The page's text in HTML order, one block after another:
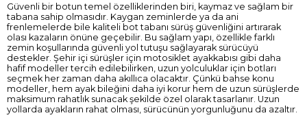
Güvenli bir botun temel özelliklerinden biri, kaymaz ve sağlam bir
tabana sahip olmasıdır. Kaygan zeminlerde ya da ani
frenlemelerde bile kaliteli bot tabanı sürüş güvenliğini artırarak
olası kazaların önüne geçebilir. Bu sağlam yapı, özellikle farklı
zemin koşullarında güvenli yol tutuşu sağlayarak sürücüyü
destekler. Şehir içi sürüşler için motosiklet ayakkabısı gibi daha
hafif modeller tercih edilebilirken, uzun yolculuklar için botları
seçmek her zaman daha akıllıca olacaktır. Çünkü bahse konu
modeller, hem ayak bileğini daha iyi korur hem de uzun sürüşlerde
maksimum rahatlık sunacak şekilde özel olarak tasarlanır. Uzun
yollarda ayakların rahat olması, sürücünün yorgunluğunu da azaltır.